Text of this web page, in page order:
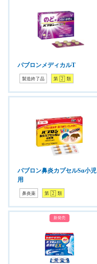
パブロンメディカルT
製造終了品 第 2 類
パブロン鼻炎カプセルSα小児
用
鼻炎薬 第 2 類
新発売